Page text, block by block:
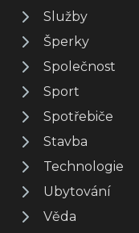
Služby
Šperky
Společnost
Sport
Spotřebiče
Stavba
Technologie
Ubytování
Věda